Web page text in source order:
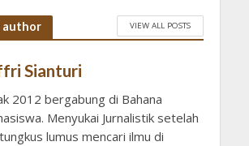
author VIEW ALL POSTS
Sianturi
2012 bergabung di Bahana
Menyukai Jurnalistik setelah
lumus mencari ilmu di